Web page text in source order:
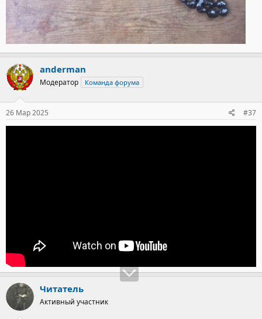
anderman
Модератор Команда форума
26 Мар 2025 #37
Читатель
Активный участник